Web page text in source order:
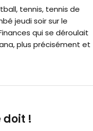
tennis, tennis de
jeudi soir sur le
qui se déroulait
plus précisément et
doit !